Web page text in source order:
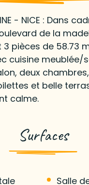
- NICE : Dans
de la
pièces de 58.73
cuisine meublée/
deux
et belle
calme.
Surfaces
Salle